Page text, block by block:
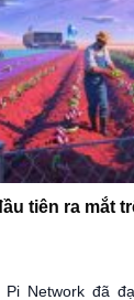
tiên ra mắt
Network đã